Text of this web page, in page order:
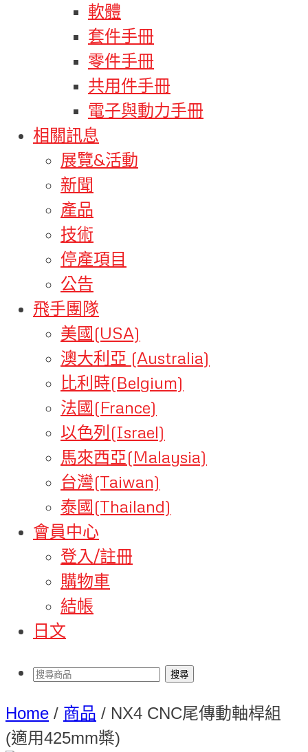
軟體
套件手冊
零件手冊
共用件手冊
電子與動力手冊
相關訊息
展覽&活動
新聞
產品
技術
停產項目
公告
飛手團隊
美國(USA)
澳大利亞 (Australia)
比利時(Belgium)
法國(France)
以色列(Israel)
馬來西亞(Malaysia)
台灣(Taiwan)
泰國(Thailand)
會員中心
登入/註冊
購物車
結帳
日文
Home / 商品 / NX4 CNC尾傳動軸桿組
(適用425mm槳)